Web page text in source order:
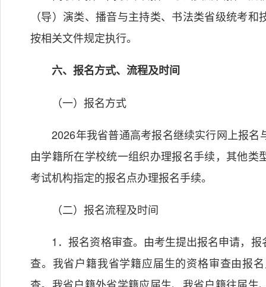
（导）演类、播音与主持类、书法类省级统考
按相关文件规定执行。
六、报名方式、流程及时间
（一）报名方式
2026年我省普通高考报名继续实行网上报名
由学籍所在学校统一组织办理报名手续，其他
考试机构指定的报名点办理报名手续。
（二）报名流程及时间
1．报名资格审查。由考生提出报名申请，报
查。我省户籍我省学籍应届生的资格审查由报